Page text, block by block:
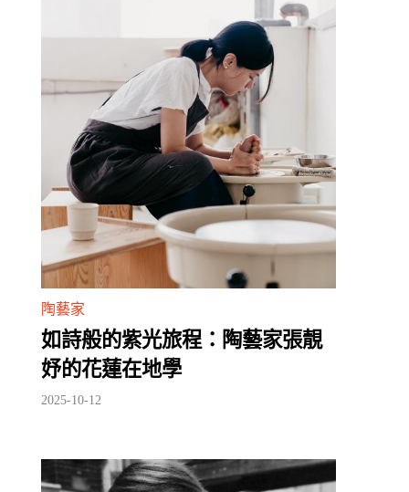
陶藝家
如詩般的紫光旅程：陶藝家張靚
妤的花蓮在地學
2025-10-12